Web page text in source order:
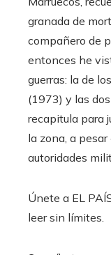
granada de
compañero de
entonces he
guerras: la de
(1973) y las
recapitula para
la zona, a
autoridades
Únete a EL
leer sin límites.